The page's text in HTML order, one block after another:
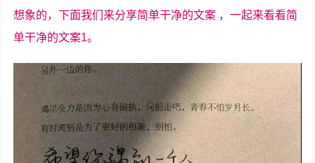
想象的，下面我们来分享简单干净的文案 ，一起来看看简
单干净的文案1。